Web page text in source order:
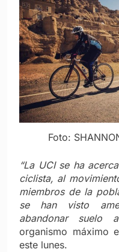
Foto:
“La UCI se ha
ciclista, al
miembros de la
se han visto
abandonar suelo
organismo máximo
este lunes.